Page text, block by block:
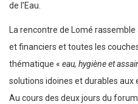
de l’Eau.
La rencontre de Lomé
et financiers et toutes les
thématique « eau, hygiène et
solutions idoines et durables aux
Au cours des deux jours du